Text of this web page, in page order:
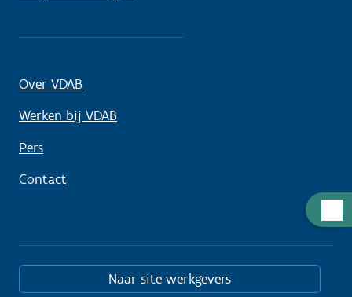
Over VDAB
Werken bij VDAB
Pers
Contact
Naar site werkgevers